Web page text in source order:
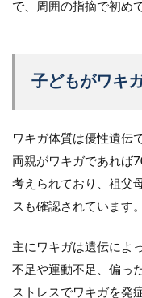
で、周囲の指摘で初め
子どもがワキ
ワキガ体質は優性遺伝
両親がワキガであれば
考えられており、祖父
スも確認されています。
主にワキガは遺伝によ
不足や運動不足、偏っ
ストレスでワキガを発